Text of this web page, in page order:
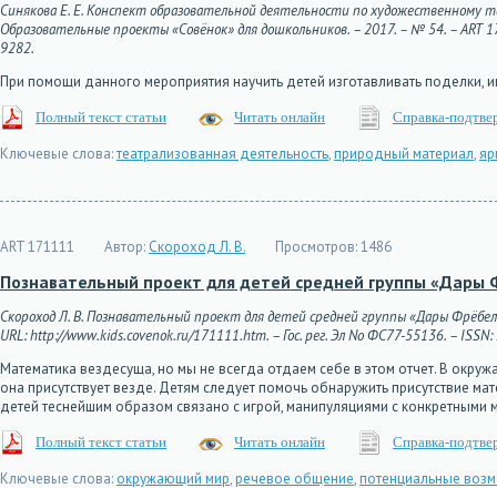
Синякова Е. Е. Конспект образовательной деятельности по
Образовательные проекты «Совёнок» для дошкольников. – 2017. – № 54. – ART
9282.
При помощи данного мероприятия научить детей изготавливать поделки,
Полный текст статьи Читать онлайн Справка-
Ключевые слова:театрализованная деятельность,природный материал,
ART 171111 Автор: Скороход Л. В. Просмотров:1486
Познавательный проект для детей средней группы «Дары
Скороход Л. В. Познавательный проект для детей средней группы «Дары
URL: http://www.kids.covenok.ru/171111.htm. – Гос. рег. Эл No ФС77-55136. –
Математика вездесуща, но мы не всегда отдаем себе в этом отчет. В
она присутствует везде. Детям следует помочь обнаружить присутствие
детей теснейшим образом связано с игрой, манипуляциями с
Полный текст статьи Читать онлайн Справка-
Ключевые слова: окружающий мир,речевое общение,потенциальные